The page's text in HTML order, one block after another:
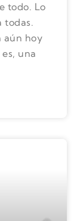
todo. Lo
todas.
aún hoy
una